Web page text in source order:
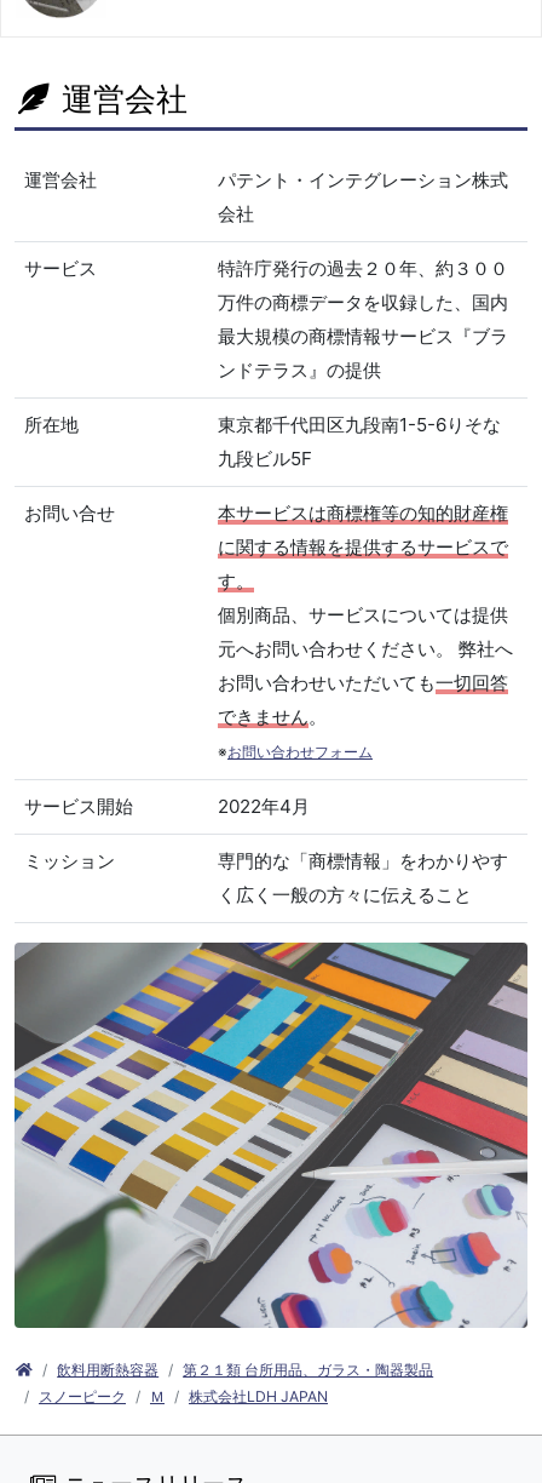
運営会社
運営会社
パテント・インテグレーション株式
会社
サービス
特許庁発行の過去２０年、約３００
万件の商標データを収録した、国内
最大規模の商標情報サービス『ブラ
ンドテラス』の提供
所在地
東京都千代田区九段南1-5-6りそな
九段ビル5F
お問い合せ
本サービスは商標権等の知的財産権
に関する情報を提供するサービスで
す。
個別商品、サービスについては提供
元へお問い合わせください。 弊社へ
お問い合わせいただいても一切回答
できません。
※お問い合わせフォーム
サービス開始 2022年4月
ミッション
専門的な「商標情報」をわかりやす
く広く一般の方々に伝えること
飲料用断熱容器
第２１類 台所用品、ガラス・陶器製品
スノーピーク
Ｍ 株式会社LDH JAPAN